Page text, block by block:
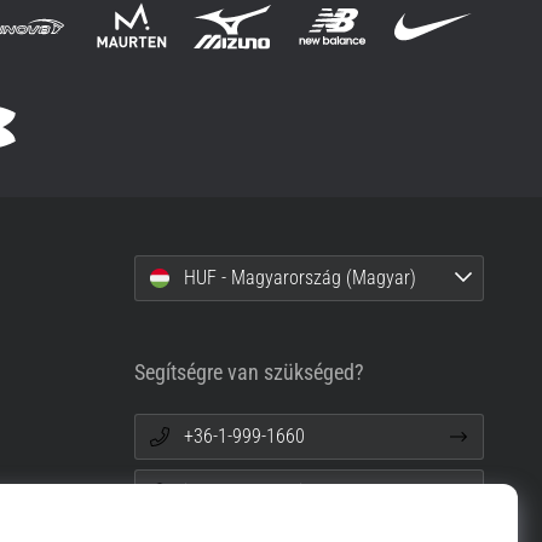
HUF - Magyarország (Magyar)
Segítségre van szükséged?
+36-1-999-1660
info@top4running.hu